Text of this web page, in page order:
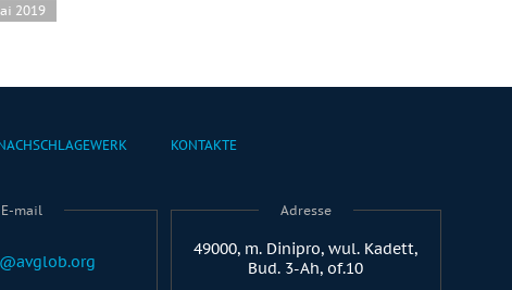
2019
KONTAKTE
E-mail Adresse
49000, m. Dinipro, wul. Kadett,
Bud. 3-Ah, of.10